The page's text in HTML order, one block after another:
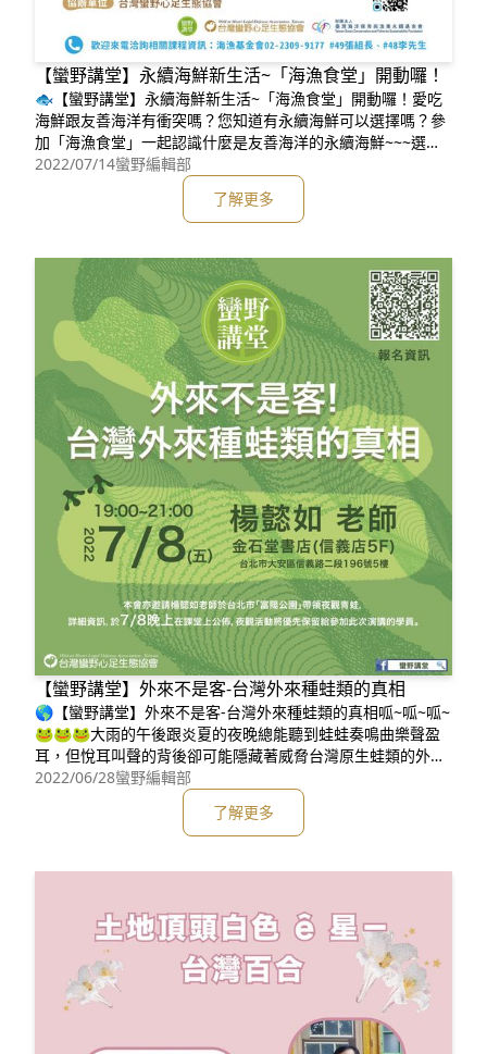
【蠻野講堂】永續海鮮新生活~「海漁食堂」開動囉！
🐟【蠻野講堂】永續海鮮新生活~「海漁食堂」開動囉！愛吃
海鮮跟友善海洋有衝突嗎？您知道有永續海鮮可以選擇嗎？參
加「海漁食堂」一起認識什麼是友善海洋的永續海鮮~~~選擇
永續海鮮，享受海鮮美味，支持台灣永續漁業，保護海洋環
境，世世代代「年年有魚」~~~🐬🐡🦈😍報名並全程參加者
將贈送海洋之心認證產品，快手刀來報名~😍🌊報名網址：htt
ps://neti.cc/qLyMgzr****************
2022/07/14蠻野編輯部
了解更多
【蠻野講堂】外來不是客-台灣外來種蛙類的真相
🌎【蠻野講堂】外來不是客-台灣外來種蛙類的真相呱~呱~呱~
🐸🐸🐸大雨的午後跟炎夏的夜晚總能聽到蛙蛙奏鳴曲樂聲盈
耳，但悅耳叫聲的背後卻可能隱藏著威脅台灣原生蛙類的外來
不速之客？！🧐🧐🧐讓我們跟著青蛙公主楊懿如老師一起來
探究外來種蛙蛙的真相~~~👸👸👸🌞報名網址：https://neti.
cc/L6AQPqv**************************************
2022/06/28蠻野編輯部
了解更多